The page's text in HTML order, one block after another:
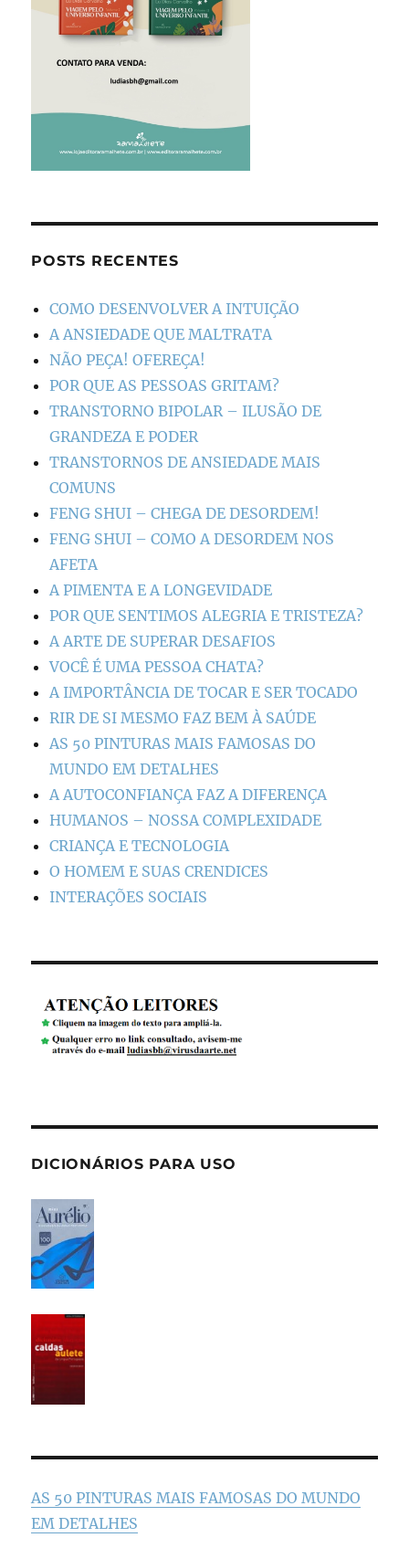
POSTS RECENTES
COMO DESENVOLVER A INTUIÇÃO
A ANSIEDADE QUE MALTRATA
NÃO PEÇA! OFEREÇA!
POR QUE AS PESSOAS GRITAM?
TRANSTORNO BIPOLAR – ILUSÃO DE
GRANDEZA E PODER
TRANSTORNOS DE ANSIEDADE MAIS
COMUNS
FENG SHUI – CHEGA DE DESORDEM!
FENG SHUI – COMO A DESORDEM NOS
AFETA
A PIMENTA E A LONGEVIDADE
POR QUE SENTIMOS ALEGRIA E TRISTEZA?
A ARTE DE SUPERAR DESAFIOS
VOCÊ É UMA PESSOA CHATA?
A IMPORTÂNCIA DE TOCAR E SER TOCADO
RIR DE SI MESMO FAZ BEM À SAÚDE
AS 50 PINTURAS MAIS FAMOSAS DO
MUNDO EM DETALHES
A AUTOCONFIANÇA FAZ A DIFERENÇA
HUMANOS – NOSSA COMPLEXIDADE
CRIANÇA E TECNOLOGIA
O HOMEM E SUAS CRENDICES
INTERAÇÕES SOCIAIS
DICIONÁRIOS PARA USO
AS 50 PINTURAS MAIS FAMOSAS DO MUNDO
EM DETALHES